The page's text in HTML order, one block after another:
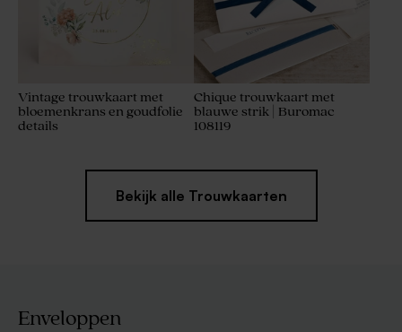
Vintage trouwkaart met
bloemenkrans en goudfolie
details
Chique trouwkaart met
blauwe strik | Buromac
108119
Bekijk alle Trouwkaarten
Enveloppen